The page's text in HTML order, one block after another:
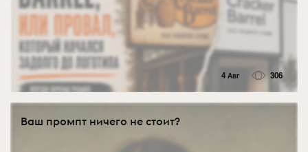
4 Авг 306
Ваш промпт ничего не стоит?